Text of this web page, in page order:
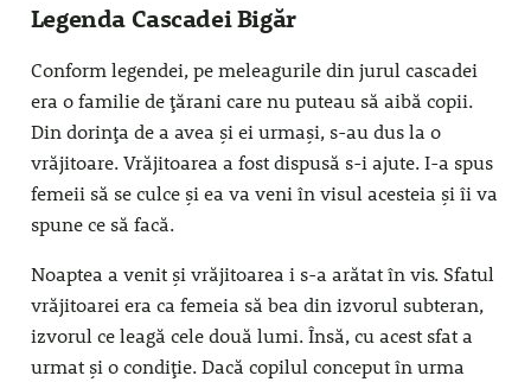
Legenda Cascadei Bigăr
Conform legendei, pe meleagurile din jurul cascadei
era o familie de țărani care nu puteau să aibă copii.
Din dorința de a avea și ei urmași, s-au dus la o
vrăjitoare. Vrăjitoarea a fost dispusă s-i ajute. I-a spus
femeii să se culce și ea va veni în visul acesteia și îi va
spune ce să facă.
Noaptea a venit și vrăjitoarea i s-a arătat în vis. Sfatul
vrăjitoarei era ca femeia să bea din izvorul subteran,
izvorul ce leagă cele două lumi. Însă, cu acest sfat a
urmat și o condiție. Dacă copilul conceput în urma